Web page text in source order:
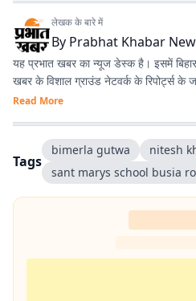
लेखक के बारे में
By Prabhat Khabar
यह प्रभात खबर का न्यूज डेस्क है। इसमें
खबर के विशाल ग्राउंड नेटवर्क के रिपोर्ट्स के
Read More
Tags
bimerla gutwa nitesh
sant marys school busia